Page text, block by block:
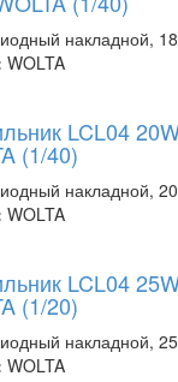
накладной,
WOLTA
LCL04
(1/40)
накладной,
WOLTA
LCL04
(1/20)
накладной,
WOLTA